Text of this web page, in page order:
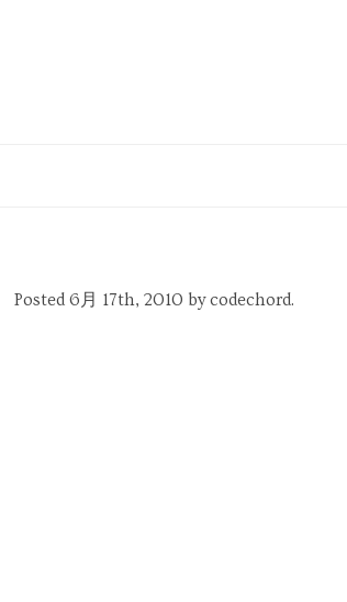
Posted 6月 17th, 2010 by codechord.